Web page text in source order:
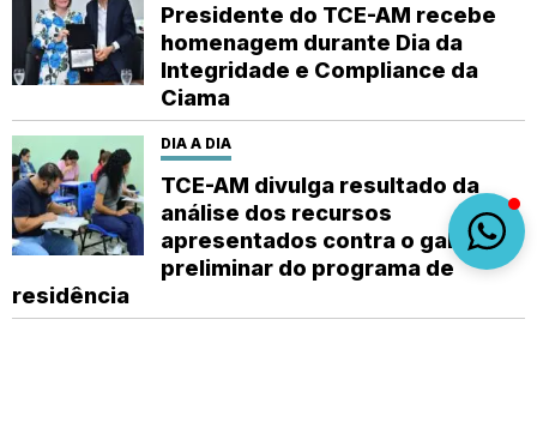
Presidente do TCE-AM recebe
homenagem durante Dia da
Integridade e Compliance da
Ciama
DIA A DIA
TCE-AM divulga resultado da
análise dos recursos
apresentados contra o gabarito
preliminar do programa de
residência